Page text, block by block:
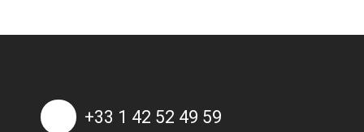
+33 1 42 52 49 59